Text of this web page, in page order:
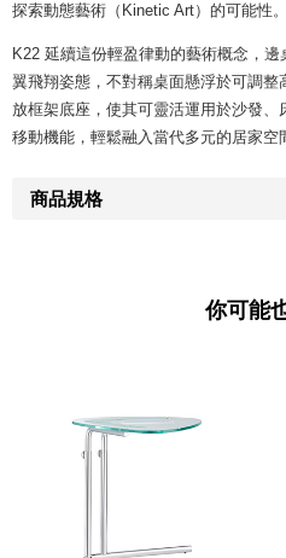
探索動態藝術（Kinetic Art）的可能性。
K22 延續這份輕盈律動的藝術概念，
翼飛翔姿態，不對稱桌面懸浮於可調
放框架底座，使其可靈活運用於沙發
移動機能，輕鬆融入當代多元的居家空
商品規格
你可能